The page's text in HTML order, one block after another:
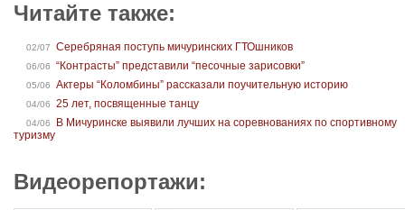
Читайте также:
02/07 Серебряная поступь мичуринских ГТОшников
06/06 “Контрасты” представили “песочные зарисовки”
05/06 Актеры “Коломбины” рассказали поучительную историю
04/06 25 лет, посвященные танцу
04/06
В Мичуринске выявили лучших на соревнованиях по спортивному
туризму
Видеорепортажи: